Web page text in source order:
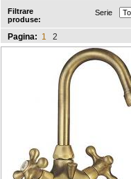
Serie
Filtrare
produse:
Pagina: 1 2